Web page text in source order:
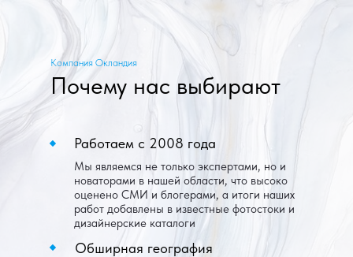
Почему нас выбирают
Компания Окландия
Работаем с 2008 года
Мы являемся не только экспертами, но и
новаторами в нашей области, что высоко
оценено СМИ и блогерами, а итоги наших
работ добавлены в известные фотостоки и
дизайнерские каталоги
Обширная география